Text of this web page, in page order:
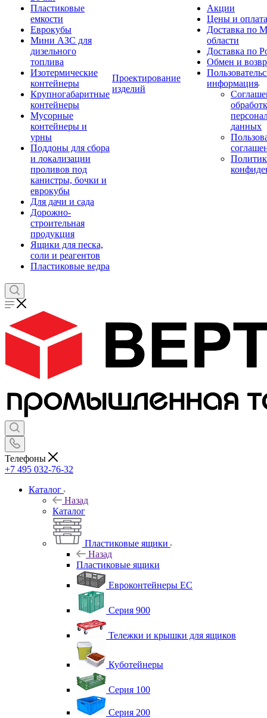
Пластиковые
емкости
Еврокубы
Мини АЗС для
дизельного
топлива
Изотермические
контейнеры
Крупногабаритные
контейнеры
Мусорные
контейнеры и
урны
Поддоны для сбора
и локализации
проливов под
канистры, бочки и
еврокубы
Для дачи и сада
Дорожно-
строительная
продукция
Ящики для песка,
соли и реагентов
Пластиковые ведра
Проектирование
изделий
Акции
Цены и оплата
Доставка по
области
Доставка по
Обмен и
информация
данных
Телефоны
+7 495 032-76-32
Каталог
Назад
Каталог
Пластиковые ящики
Назад
Пластиковые ящики
Евроконтейнеры ЕС
Серия 900
Тележки и крышки для ящиков
Куботейнеры
Серия 100
Серия 200